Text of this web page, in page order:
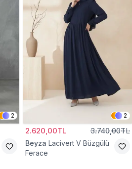
2 2
2.620,00TL 3.740,00TL
Beyza Lacivert V Büzgülü
Ferace